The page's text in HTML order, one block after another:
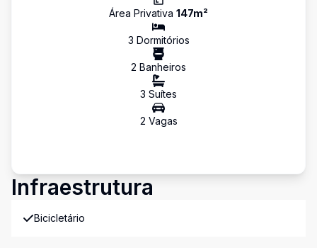
Área Privativa 147m²
3 Dormitórios
2 Banheiros
3 Suítes
2 Vagas
Infraestrutura
Bicicletário